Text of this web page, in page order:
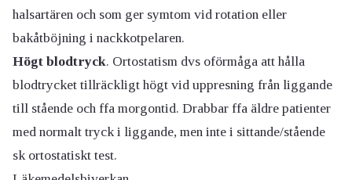
halsartären och som ger symtom vid rotation eller
bakåtböjning i nackkotpelaren.
Högt blodtryck. Ortostatism dvs oförmåga att hålla
blodtrycket tillräckligt högt vid uppresning från liggande
till stående och ffa morgontid. Drabbar ffa äldre patienter
med normalt tryck i liggande, men inte i sittande/stående
sk ortostatiskt test.